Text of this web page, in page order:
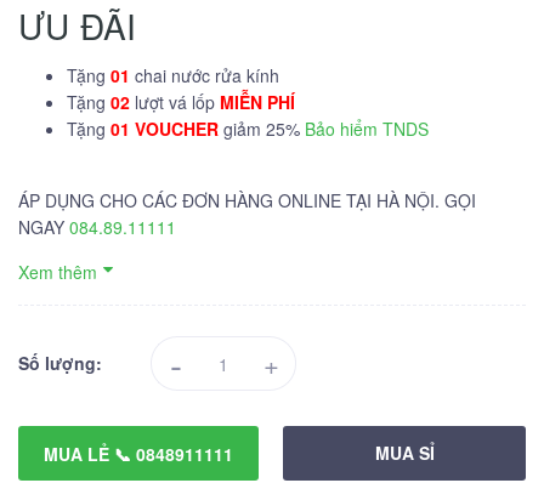
ƯU ĐÃI
Tặng 01 chai nước rửa kính
Tặng 02 lượt vá lốp MIỄN PHÍ
Tặng 01 VOUCHER giảm 25% Bảo hiểm TNDS
ÁP DỤNG CHO CÁC ĐƠN HÀNG ONLINE TẠI HÀ NỘI. GỌI
NGAY 084.89.11111
Xem thêm
Số lượng: - +
MUA LẺ 📞 0848911111 MUA SỈ